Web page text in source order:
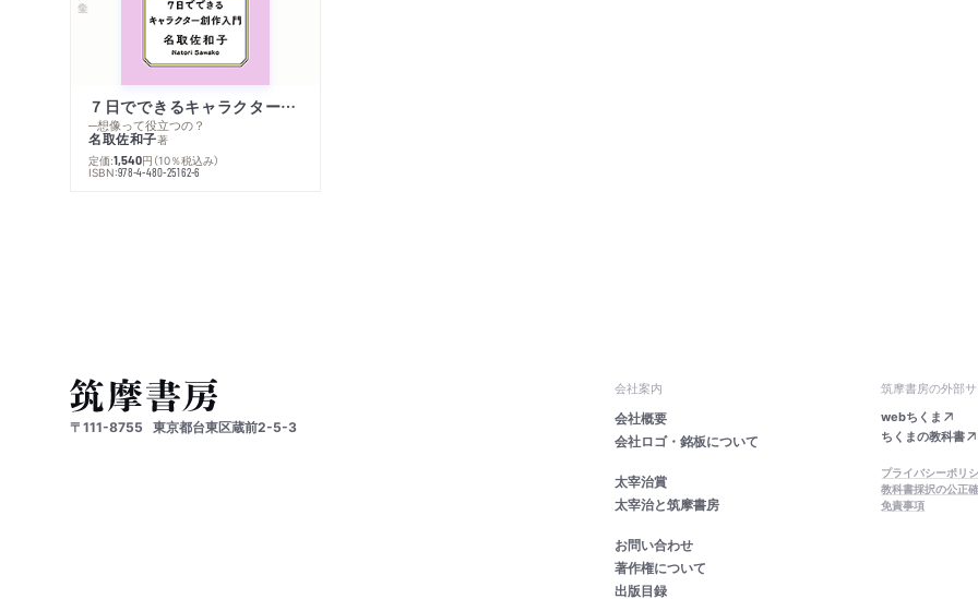
７日でできるキャラクター創作入門
─想像って役立つの？
名取佐和子著
定価:1,540円 （10％税込み）
ISBN:978-4-480-25162-6
〒111-8755 東京都台東区蔵前2-5-3
会社案内
会社概要
会社ロゴ・銘板について
太宰治賞
太宰治と筑摩書房
お問い合わせ
著作権について
出版目録
筑摩書房の外部
webちくま
ちくまの教科書
プライバシーポリ
教科書採択の公正
免責事項